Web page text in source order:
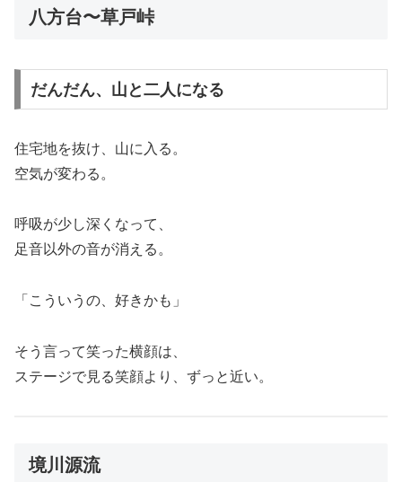
八方台〜草戸峠
だんだん、山と二人になる
住宅地を抜け、山に入る。
空気が変わる。
呼吸が少し深くなって、
足音以外の音が消える。
「こういうの、好きかも」
そう言って笑った横顔は、
ステージで見る笑顔より、ずっと近い。
境川源流